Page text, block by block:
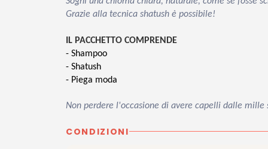
Grazie alla tecnica shatush è possibile!
IL PACCHETTO COMPRENDE
- Shampoo
- Shatush
- Piega moda
Non perdere l'occasione di avere capelli dalle
CONDIZIONI